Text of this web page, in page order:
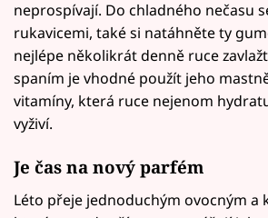
neprospívají. Do chladného nečasu
rukavicemi, také si natáhněte ty
nejlépe několikrát denně ruce
spaním je vhodné použít jeho
vitamíny, která ruce nejenom
vyživí.
Je čas na nový parfém
Léto přeje jednoduchým ovocným a